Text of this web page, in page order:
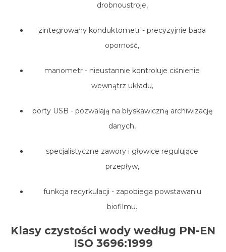
drobnoustroje,
zintegrowany konduktometr - precyzyjnie bada
oporność,
manometr - nieustannie kontroluje ciśnienie
wewnątrz układu,
porty USB - pozwalają na błyskawiczną archiwizację
danych,
specjalistyczne zawory i głowice regulujące
przepływ,
funkcja recyrkulacji - zapobiega powstawaniu
biofilmu.
Klasy czystości wody według PN-EN
ISO 3696:1999